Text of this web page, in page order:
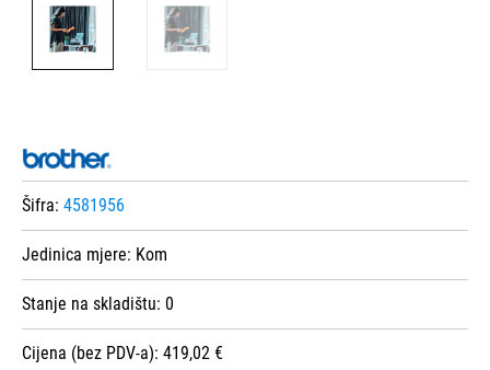
Šifra: 4581956
Jedinica mjere: Kom
Stanje na skladištu: 0
Cijena (bez PDV-a): 419,02 €